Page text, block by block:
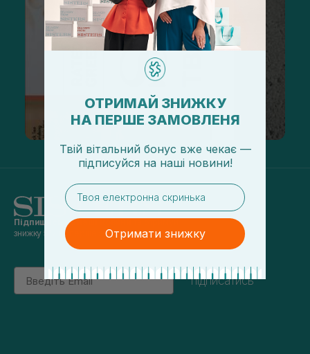
Підпишись на наші новини
знижку 5% на перше замовлення
Email
підписатись
ОТРИМАЙ ЗНИЖКУ
НА ПЕРШЕ ЗАМОВЛЕНЯ
Твій вітальний бонус вже чекає —
підписуйся на наші новини!
email
Отримати знижку